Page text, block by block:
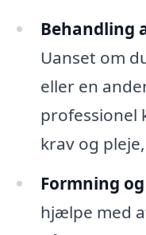
Behandling
Uanset om
eller en
professionel
krav og
Formning
hjælpe med